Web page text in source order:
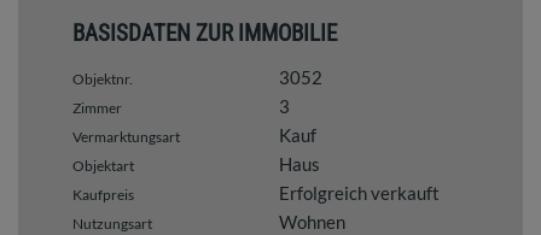
BASISDATEN ZUR IMMOBILIE
Objektnr. 3052
Zimmer 3
Vermarktungsart Kauf
Objektart Haus
Kaufpreis Erfolgreich verkauft
Nutzungsart Wohnen